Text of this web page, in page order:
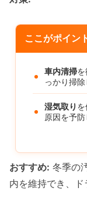
ここがポイン
車内清掃
っかり掃除
湿気取り
原因を予防
おすすめ: 冬季の
内を維持でき、ド